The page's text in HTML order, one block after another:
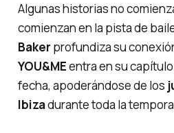
Algunas historias no
comienzan en la pista de
Baker profundiza su
YOU&MEentra en su
fecha, apoderándose de los
Ibizadurante toda la